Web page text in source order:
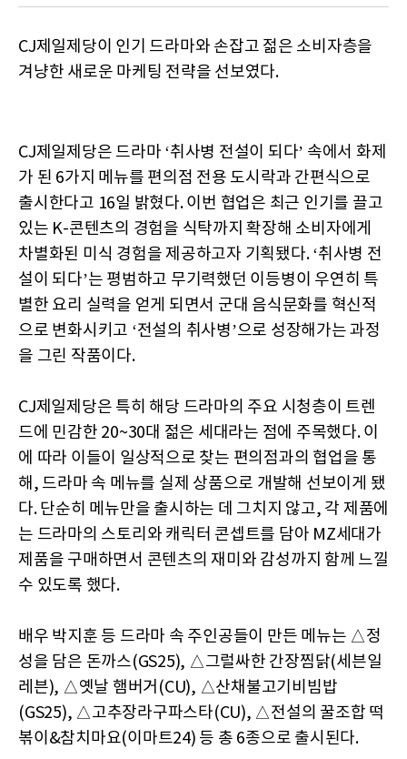
CJ제일제당이 인기 드라마와 손잡고 젊은 소비자층을
겨냥한 새로운 마케팅 전략을 선보였다.
CJ제일제당은 드라마 ‘취사병 전설이 되다’ 속에서 화제
가 된 6가지 메뉴를 편의점 전용 도시락과 간편식으로
출시한다고 16일 밝혔다. 이번 협업은 최근 인기를 끌고
있는 K-콘텐츠의 경험을 식탁까지 확장해 소비자에게
차별화된 미식 경험을 제공하고자 기획됐다. ‘취사병 전
설이 되다’는 평범하고 무기력했던 이등병이 우연히 특
별한 요리 실력을 얻게 되면서 군대 음식문화를 혁신적
으로 변화시키고 ‘전설의 취사병’으로 성장해가는 과정
을 그린 작품이다.
CJ제일제당은 특히 해당 드라마의 주요 시청층이 트렌
드에 민감한 20~30대 젊은 세대라는 점에 주목했다. 이
에 따라 이들이 일상적으로 찾는 편의점과의 협업을 통
해, 드라마 속 메뉴를 실제 상품으로 개발해 선보이게 됐
다. 단순히 메뉴만을 출시하는 데 그치지 않고, 각 제품에
는 드라마의 스토리와 캐릭터 콘셉트를 담아 MZ세대가
제품을 구매하면서 콘텐츠의 재미와 감성까지 함께 느낄
수 있도록 했다.
배우 박지훈 등 드라마 속 주인공들이 만든 메뉴는 △정
성을 담은 돈까스(GS25), △그럴싸한 간장찜닭(세븐일
레븐), △옛날 햄버거(CU), △산채불고기비빔밥
(GS25), △고추장라구파스타(CU), △전설의 꿀조합 떡
볶이&참치마요(이마트24) 등 총 6종으로 출시된다.